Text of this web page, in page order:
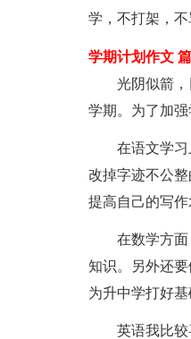
学，不打架，不
学期计划作文
光阴似箭，日
学期。为了加
在语文学习上
改掉字迹不公
提高自己的写作
在数学方面，
知识。另外还
为升中学打好基
英语我比较喜